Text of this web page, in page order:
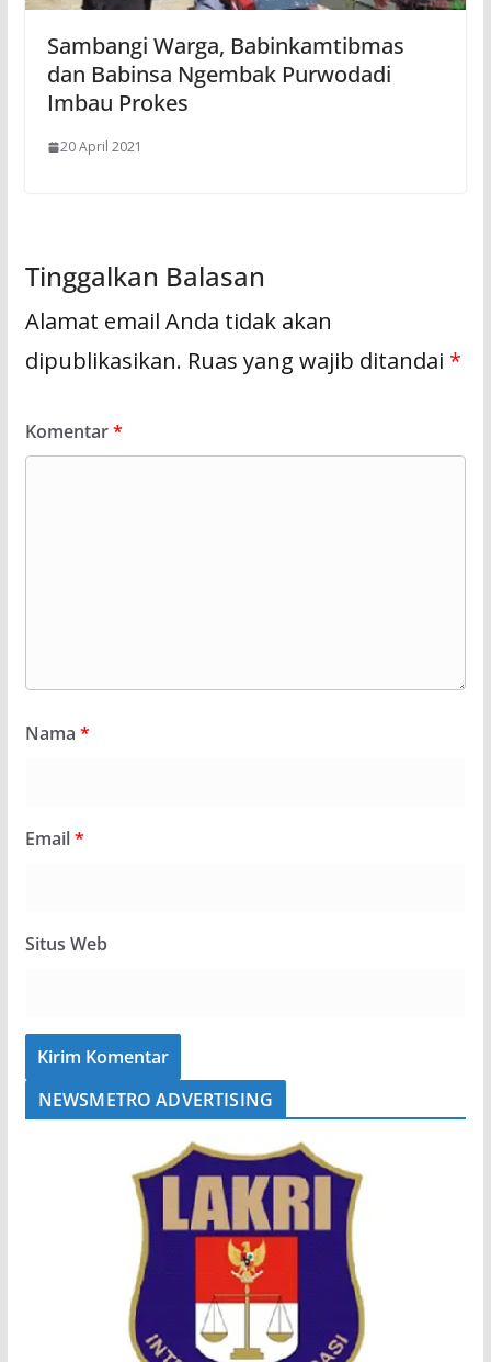
Sambangi Warga, Babinkamtibmas
dan Babinsa Ngembak Purwodadi
Imbau Prokes
20 April 2021
Tinggalkan Balasan
Alamat email Anda tidak akan
dipublikasikan. Ruas yang wajib ditandai *
Komentar*
Nama *
Email*
Situs Web
NEWSMETRO ADVERTISING